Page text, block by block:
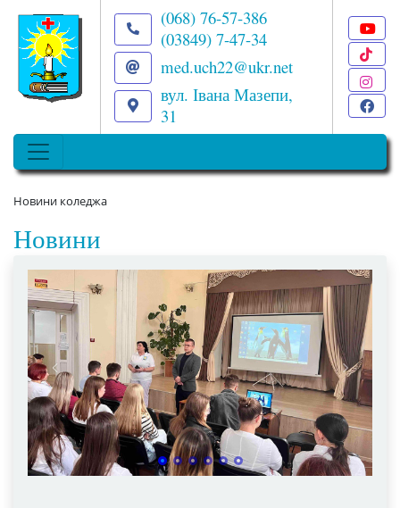
(068) 76-57-386
(03849) 7-47-34
med.uch22@ukr.net
вул. Івана Мазепи,
31
Новини коледжа
Новини